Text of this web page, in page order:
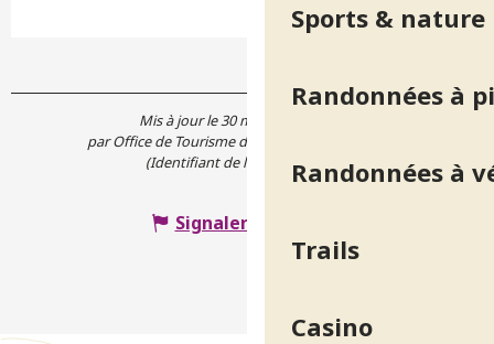
Sports & nature
Randonnées à
Randonnées à
Trails
Casino
Mis à jour le 30 mars 2026 à 14:47
par Office de Tourisme de Belledonne Chartreuse
(Identifiant de l'offre :
5167911
Signaler une erreur